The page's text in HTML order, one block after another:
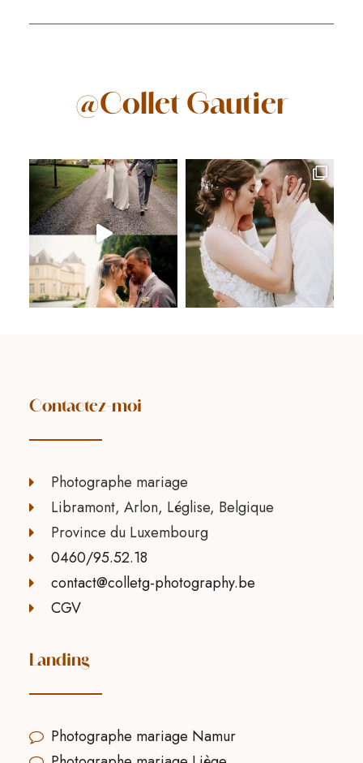
@Collet Gautier
Contactez-moi
Photographe mariage
Libramont, Arlon, Léglise, Belgique
Province du Luxembourg
0460/95.52.18
contact@colletg-photography.be
CGV
Landing
Photographe mariage Namur